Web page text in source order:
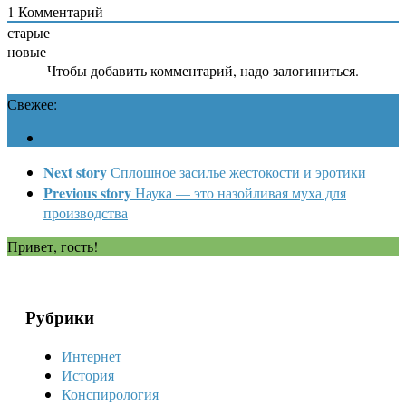
1 Комментарий
старые
новые
Чтобы добавить комментарий, надо залогиниться.
Свежее:
Next storyСплошное засилье жестокости и эротики
Previous storyНаука — это назойливая муха для
производства
Привет, гость!
Рубрики
Интернет
История
Конспирология